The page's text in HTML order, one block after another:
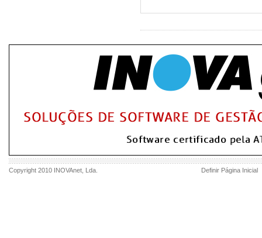
Copyright 2010 INOVAnet , Lda. Definir Página Inicial